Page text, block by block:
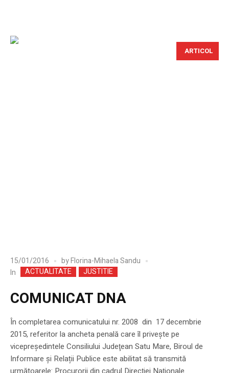
ARTICOL
15/01/2016 byFlorina-Mihaela Sandu
In
ACTUALITATE JUSTITIE
COMUNICAT DNA
În completarea comunicatului nr. 2008 din 17 decembrie
2015, referitor la ancheta penală care îl priveşte pe
vicepreşedintele Consiliului Judeţean Satu Mare, Biroul de
Informare și Relații Publice este abilitat să transmită